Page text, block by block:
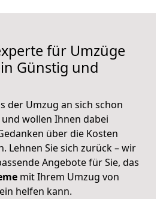
für Umzüge
Günstig und
der Umzug an sich schon
wollen Ihnen dabei
über die Kosten
Lehnen Sie sich zurück – wir
Angebote für Sie, das
mit Ihrem Umzug von
helfen kann.